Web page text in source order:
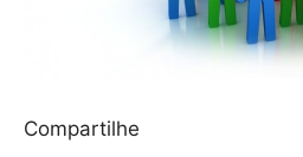
Compartilhe